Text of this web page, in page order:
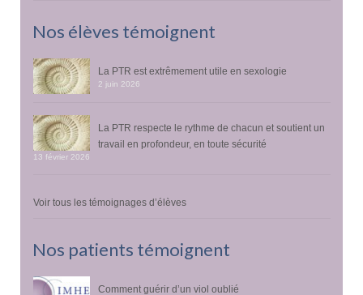
Nos élèves témoignent
La PTR est extrêmement utile en sexologie
2 juin 2026
La PTR respecte le rythme de chacun et soutient un
travail en profondeur, en toute sécurité
13 février 2026
Voir tous les témoignages d’élèves
Nos patients témoignent
Comment guérir d’un viol oublié